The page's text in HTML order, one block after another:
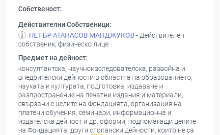
Собственост:
Действителни Собственици:
ПЕТЪР АТАНАСОВ МАНДЖУКОВ - Действителен
собственик, физическо лице
Предмет на дейност:
консултантска, научноизследователска, развойна и
внедрителски дейности в областта на образованието,
науката и културата, подготовка, издаване и
разпространение на печатни издания и материали,
свързани с целите на Фондацията, организация на
платени обучения, семинари, информационна и
издателска дейност и др. оформи, подпомагащи цепите
на Фондацията, други стопански дейности, които не са